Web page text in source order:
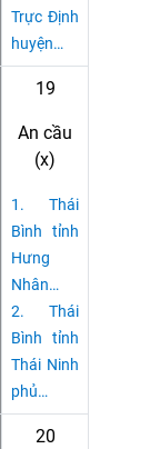
Trực Định
huyện…
19
An cầu
(x)
1. Thái
Bình tỉnh
Hưng
Nhân…
2. Thái
Bình tỉnh
Thái Ninh
phủ…
20